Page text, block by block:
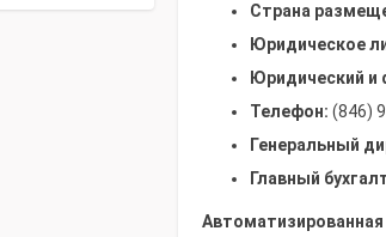
Страна
Юридическое
Юридический и
Телефон: (846)
Генеральный
Главный